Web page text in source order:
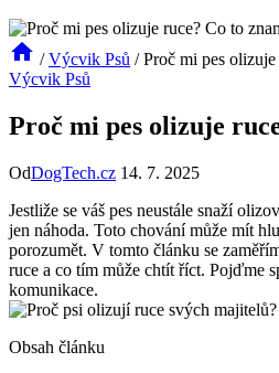
/ Výcvik Psů / Proč mi pes
Výcvik Psů
Proč mi pes olizuje
OdDogTech.cz 14. 7. 2025
Jestliže se váš pes neustále snaží
jen náhoda. ​Toto chování může mít
porozumět. V tomto článku se
ruce ⁢a‌ co​ tím může ⁣chtít ⁣říct. Pojďme
komunikace.
Obsah článku